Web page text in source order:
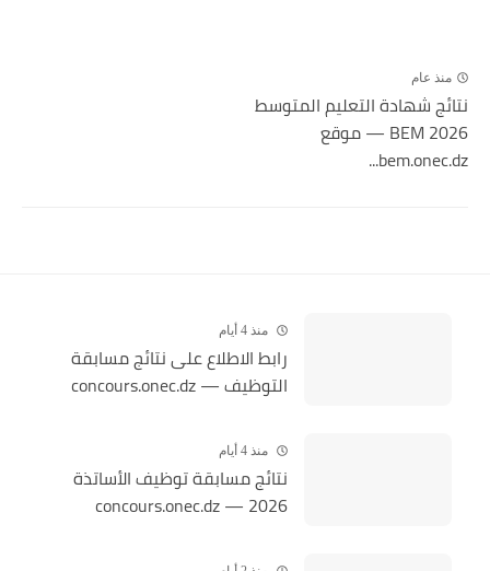
منذ عام
نتائج شهادة التعليم المتوسط
2026 BEM — موقع
bem.onec.dz...
منذ 4 أيام
رابط الاطلاع على نتائج مسابقة
التوظيف — concours.onec.dz
منذ 4 أيام
نتائج مسابقة توظيف الأساتذة
2026 — concours.onec.dz